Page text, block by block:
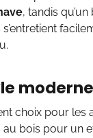
, tandis
choix pour les
au bois pour un